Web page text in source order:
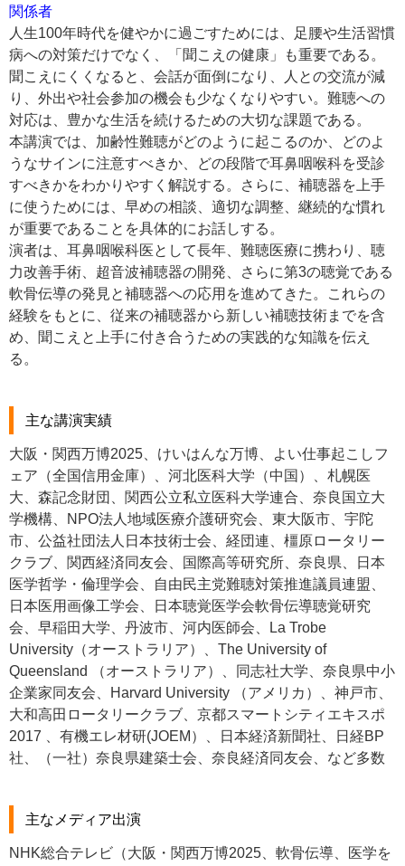
関係者
人生100年時代を健やかに過ごすためには、足腰や生活習慣
病への対策だけでなく、「聞こえの健康」も重要である。
聞こえにくくなると、会話が面倒になり、人との交流が減
り、外出や社会参加の機会も少なくなりやすい。難聴への
対応は、豊かな生活を続けるための大切な課題である。
本講演では、加齢性難聴がどのように起こるのか、どのよ
うなサインに注意すべきか、どの段階で耳鼻咽喉科を受診
すべきかをわかりやすく解説する。さらに、補聴器を上手
に使うためには、早めの相談、適切な調整、継続的な慣れ
が重要であることを具体的にお話しする。
演者は、耳鼻咽喉科医として長年、難聴医療に携わり、聴
力改善手術、超音波補聴器の開発、さらに第3の聴覚である
軟骨伝導の発見と補聴器への応用を進めてきた。これらの
経験をもとに、従来の補聴器から新しい補聴技術までを含
め、聞こえと上手に付き合うための実践的な知識を伝え
る。
主な講演実績
大阪・関西万博2025、けいはんな万博、よい仕事起こしフ
ェア（全国信用金庫）、河北医科大学（中国）、札幌医
大、森記念財団、関西公立私立医科大学連合、奈良国立大
学機構、NPO法人地域医療介護研究会、東大阪市、宇陀
市、公益社団法人日本技術士会、経団連、橿原ロータリー
クラブ、関西経済同友会、国際高等研究所、奈良県、日本
医学哲学・倫理学会、自由民主党難聴対策推進議員連盟、
日本医用画像工学会、日本聴覚医学会軟骨伝導聴覚研究
会、早稲田大学、丹波市、河内医師会、La Trobe
University（オーストラリア）、The University of
Queensland （オーストラリア）、同志社大学、奈良県中小
企業家同友会、Harvard University （アメリカ）、神戸市、
大和高田ロータリークラブ、京都スマートシティエキスポ
2017 、有機エレ材研(JOEM）、日本経済新聞社、日経BP
社、（一社）奈良県建築士会、奈良経済同友会、など多数
主なメディア出演
NHK総合テレビ（大阪・関西万博2025、軟骨伝導、医学を